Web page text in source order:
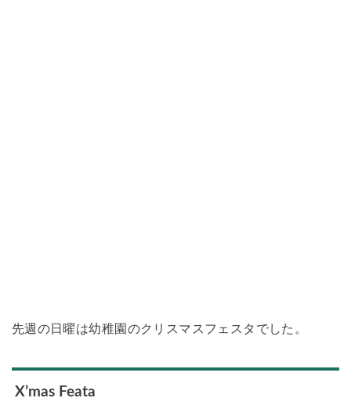
先週の日曜は幼稚園のクリスマスフェスタでした。
X’mas Feata